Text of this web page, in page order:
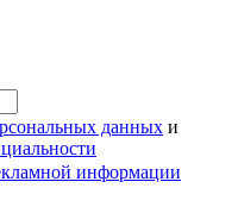
данных и
информации